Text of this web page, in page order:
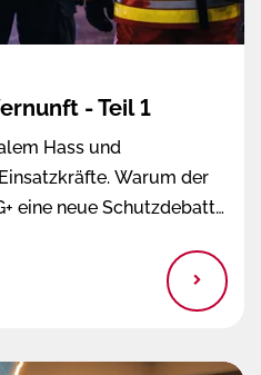
- Teil 1
Hass und
Warum der
eine neue Schutzdebatte